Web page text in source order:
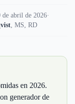
de abril de 2026·
, MS, RD
en 2026.
generador de